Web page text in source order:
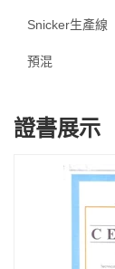
Snicker生產線
預混
證書展示